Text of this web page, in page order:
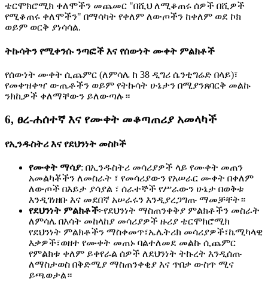
ቴርሞክሮሚክ ቀለሞችን መጨመር "በሺህ ለሚቆጠሩ ሰዎች በሺዎች
የሚቆጠሩ ቀለሞችን" በማሳካት የቀለም ለውጦችን ከቀለም ወደ ኮክ
ወይም ወርቅ ያነሳሳል.
ትኩሳትን የሚቀንሱ ንጣፎች እና የሰውነት ሙቀት ምልክቶች
የሰውነት ሙቀት ሲጨምር (ለምሳሌ ከ 38 ዲግሪ ሴንቲግሬድ በላይ)፣
የመቀዝቀዣ ውጤቶችን ወይም የትኩሳት ሁኔታን በሚያንጸባርቅ መልኩ
ንክኪዎች ቀለማቸውን ይለውጣሉ።
6, ፀረ-ሐሰተኛ እና የሙቀት መቆጣጠሪያ አመላካች
የኢንዱስትሪ እና የደህንነት መስኮች
የሙቀት ማሳያ: በኢንዱስትሪ መሳሪያዎች ላይ የሙቀት መጠን
አመልካቾችን ለመስራት ፣ የመሳሪያውን የአሠራር ሙቀት በቀለም
ለውጦች በእይታ ያሳያል ፣ ሰራተኞች የሥራውን ሁኔታ በወቅቱ
እንዲገነዘቡ እና መደበኛ አሠራሩን እንዲያረጋግጡ ማመቻቸት።
የደህንነት ምልክቶች፦የደህንነት ማስጠንቀቅያ ምልክቶችን መስራት
ለምሳሌ በእሳት መከላከያ መሳሪያዎች ዙሪያ ቴርሞክሮሚክ
የደህንነት ምልክቶችን ማስቀመጥ፣ኤሌትሪክ መሳሪያዎች፣ኬሚካላዊ
እቃዎች፣ወዘተ የሙቀት መጠኑ ባልተለመደ መልኩ ሲጨምር
የምልክቱ ቀለም ይቀየራል ሰዎች ለደህንነት ትኩረት እንዲሰጡ
ለማስታወስ በቅድሚያ ማስጠንቀቂያ እና ጥበቃ ውስጥ ሚና
ይጫወታል።